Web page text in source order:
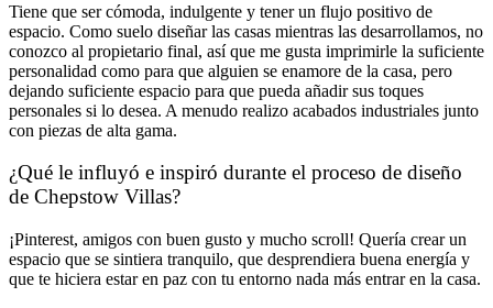
Tiene que ser cómoda, indulgente y tener un flujo positivo de
espacio. Como suelo diseñar las casas mientras las desarrollamos, no
conozco al propietario final, así que me gusta imprimirle la suficiente
personalidad como para que alguien se enamore de la casa, pero
dejando suficiente espacio para que pueda añadir sus toques
personales si lo desea. A menudo realizo acabados industriales junto
con piezas de alta gama.
¿Qué le influyó e inspiró durante el proceso de diseño
de Chepstow Villas?
¡Pinterest, amigos con buen gusto y mucho scroll! Quería crear un
espacio que se sintiera tranquilo, que desprendiera buena energía y
que te hiciera estar en paz con tu entorno nada más entrar en la casa.